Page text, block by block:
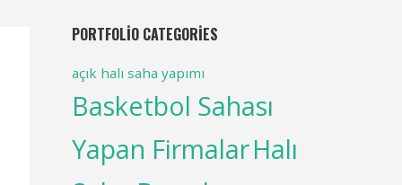
PORTFOLIO CATEGORIES
açık halı saha yapımı
Basketbol Sahası
Yapan FirmalarHalı